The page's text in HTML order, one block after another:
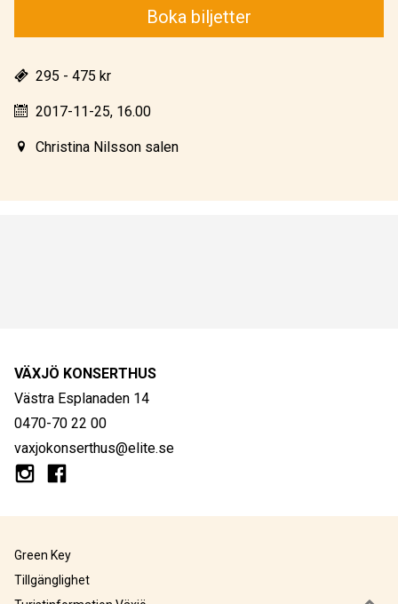
Boka biljetter
295 - 475 kr
2017-11-25, 16.00
Christina Nilsson salen
VÄXJÖ KONSERTHUS
Västra Esplanaden 14
0470-70 22 00
vaxjokonserthus@elite.se
Green Key
Tillgänglighet